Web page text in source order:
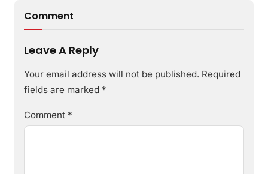
Comment
Leave A Reply
Your email address will not be published. Required
fields are marked *
Comment *